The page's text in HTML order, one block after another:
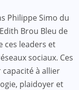
Philippe Simo du
Brou Bleu de
ces leaders et
sociaux. Ces
à allier
plaidoyer et